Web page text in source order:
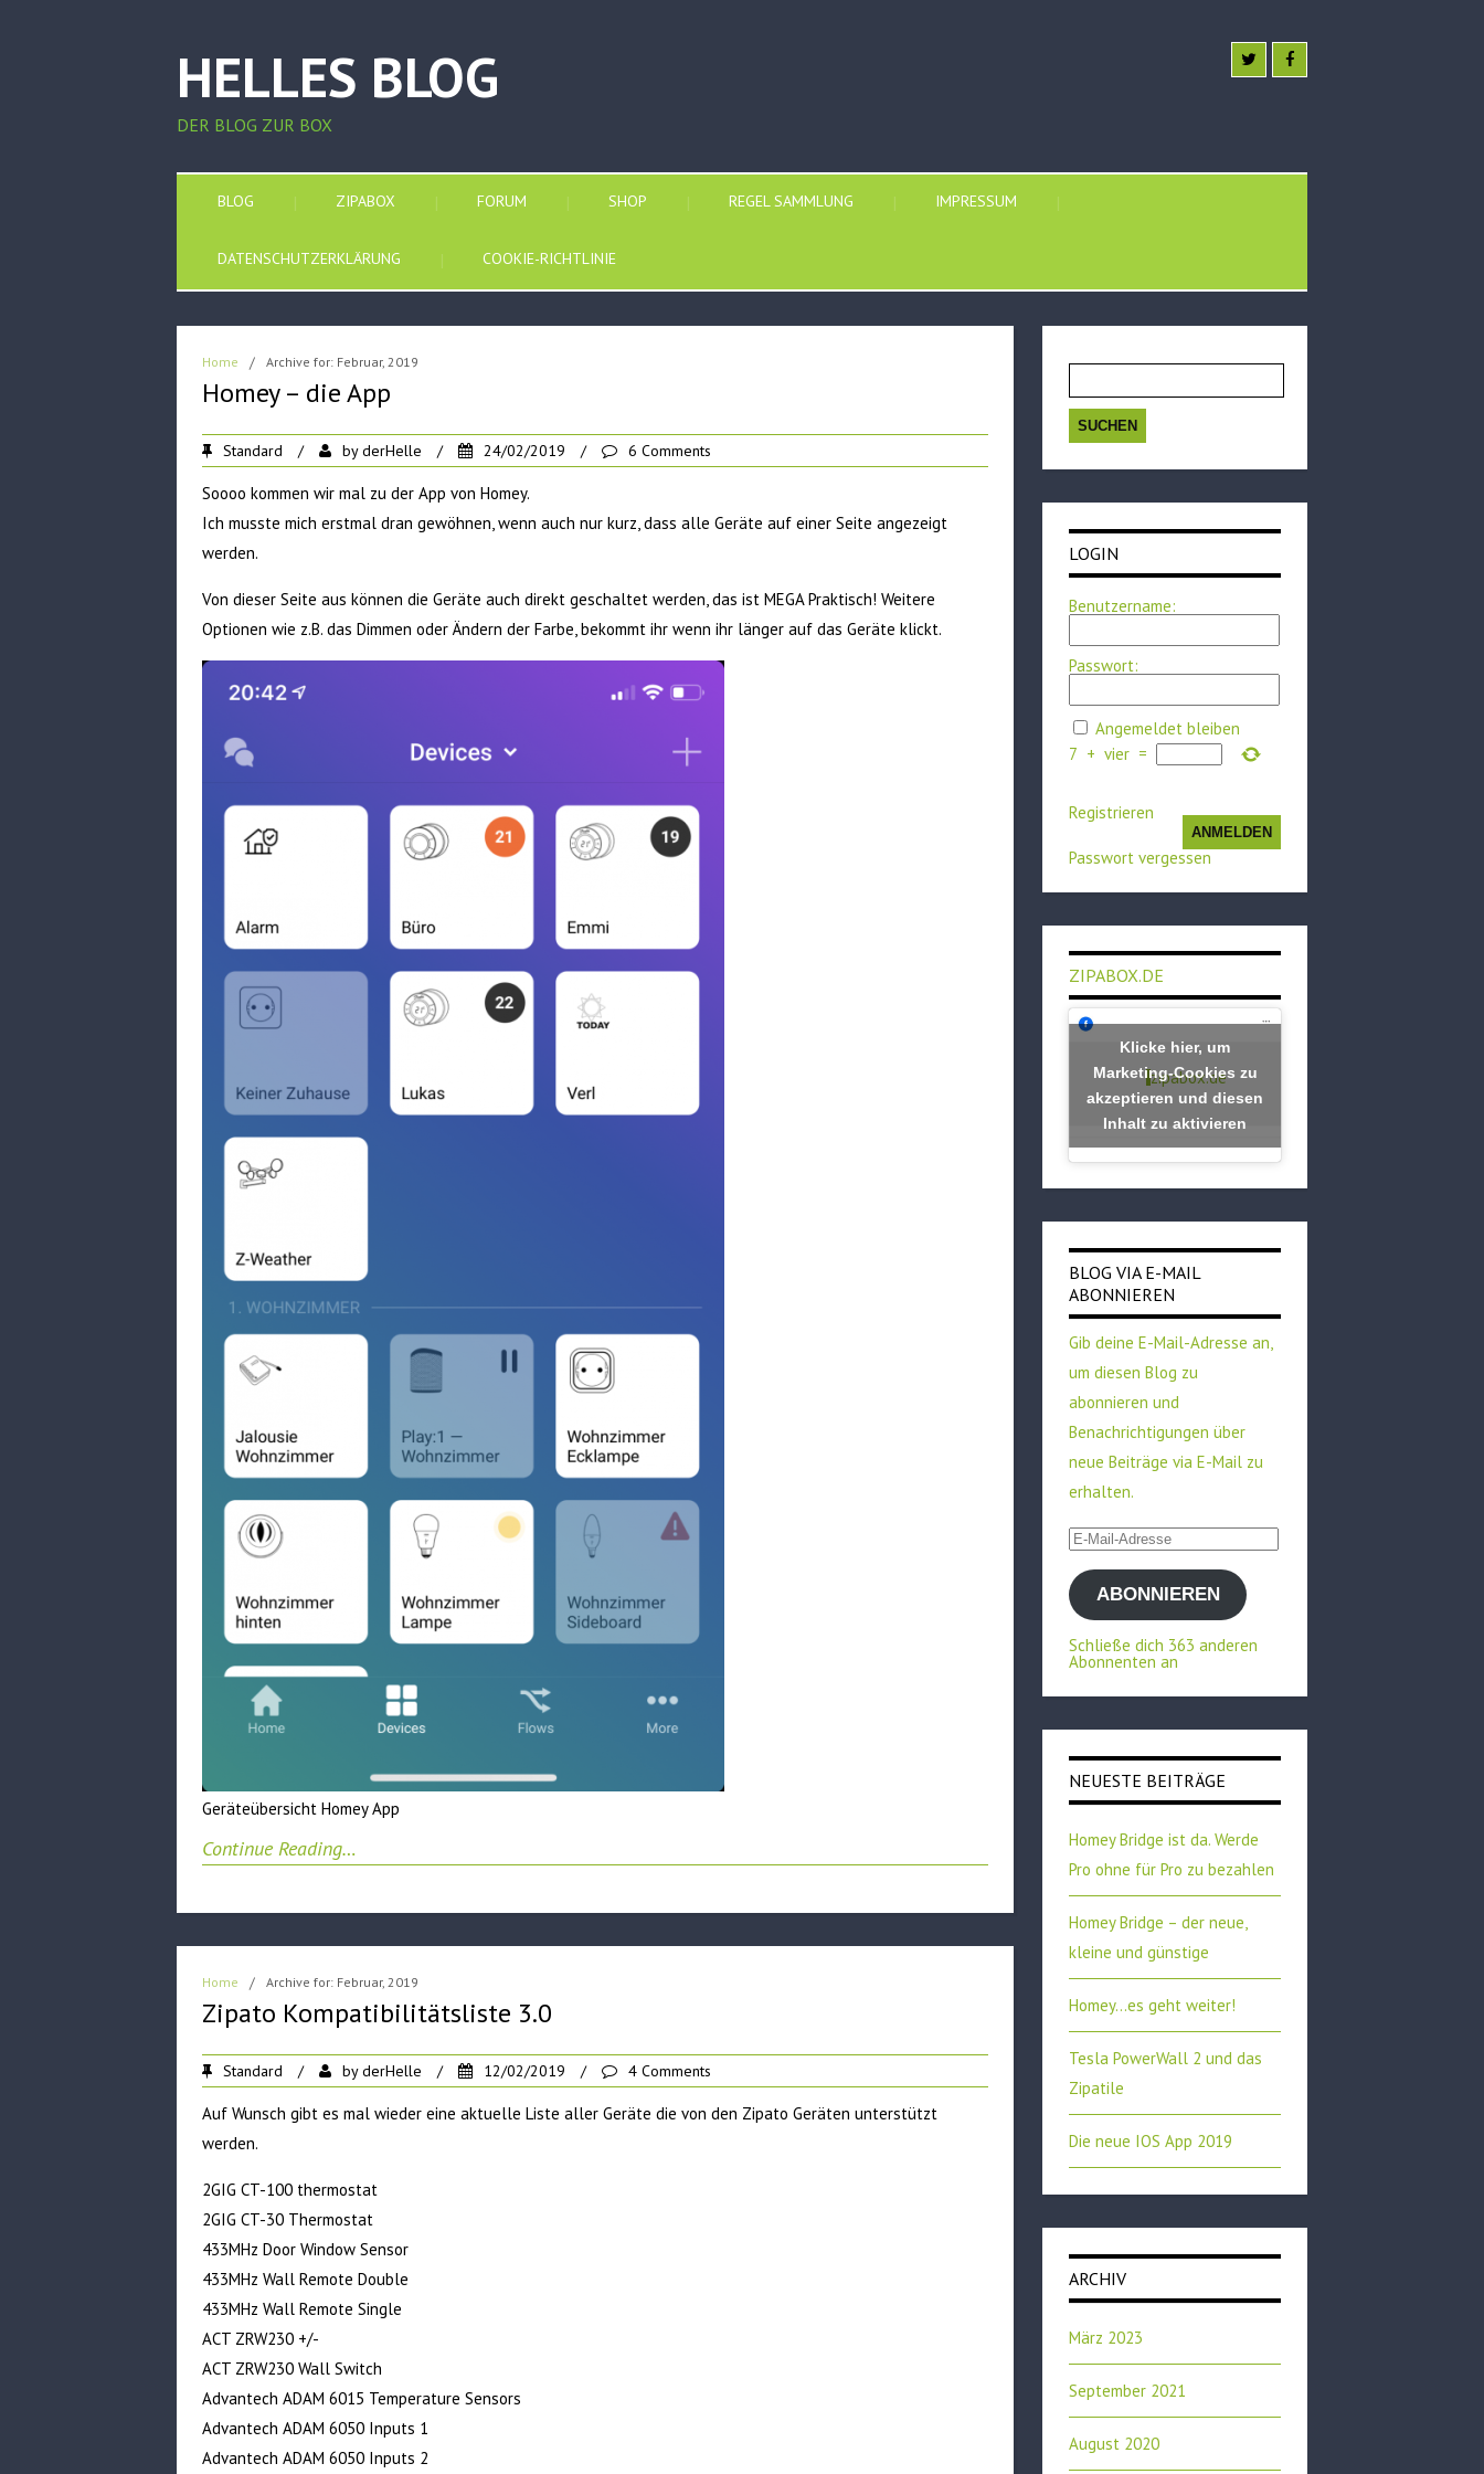
HELLES BLOG
DER BLOG ZUR BOX
BLOG ZIPABOX FORUM SHOP REGEL SAMMLUNG IMPRESSUM
DATENSCHUTZERKLÄRUNG COOKIE-RICHTLINIE
Home / Archive for: Februar, 2019
Homey – die App
Standard / byderHelle / 24/02/2019 / 6 Comments
Soooo kommen wir mal zu der App von Homey.
Ich musste mich erstmal dran gewöhnen, wenn auch nur kurz, dass alle Geräte auf einer Seite angezeigt
werden.
Von dieser Seite aus können die Geräte auch direkt geschaltet werden, das ist MEGA Praktisch! Weitere
Optionen wie z.B. das Dimmen oder Ändern der Farbe, bekommt ihr wenn ihr länger auf das Geräte klickt.
Geräteübersicht Homey App
Continue Reading…
Home / Archive for: Februar, 2019
Zipato Kompatibilitätsliste 3.0
Standard / byderHelle / 12/02/2019 / 4 Comments
Auf Wunsch gibt es mal wieder eine aktuelle Liste aller Geräte die von den Zipato Geräten unterstützt
werden.
2GIG CT-100 thermostat
2GIG CT-30 Thermostat
433MHz Door Window Sensor
433MHz Wall Remote Double
433MHz Wall Remote Single
ACT ZRW230 +/-
ACT ZRW230 Wall Switch
Advantech ADAM 6015 Temperature Sensors
Advantech ADAM 6050 Inputs 1
Advantech ADAM 6050 Inputs 2
nach:
LOGIN
Benutzername:
Passwort:
Angemeldet bleiben
7 + vier =
ANMELDEN
Registrieren
Passwort vergessen
ZIPABOX.DE
zipabox.de
Klicke hier, um
Marketing-Cookies zu
akzeptieren und diesen
Inhalt zu aktivieren
BLOG VIA E-MAIL
ABONNIEREN
Gib deine E-Mail-Adresse an,
um diesen Blog zu
abonnieren und
Benachrichtigungen über
neue Beiträge via E-Mail zu
erhalten.
E-
Mail-
AdresseABONNIEREN
Schließe dich 363 anderen
Abonnenten an
NEUESTE BEITRÄGE
Homey Bridge ist da. Werde
Pro ohne für Pro zu bezahlen
Homey Bridge – der neue,
kleine und günstige
Homey…es geht weiter!
Tesla PowerWall 2 und das
Zipatile
Die neue IOS App 2019
ARCHIV
März 2023
September 2021
August 2020